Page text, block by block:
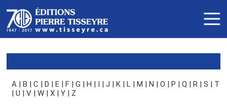
A | B | C | D | E | F | G | H | I | J | K | L | M | N | O | P | Q | R | S | T
| U | V | W | X | Y | Z